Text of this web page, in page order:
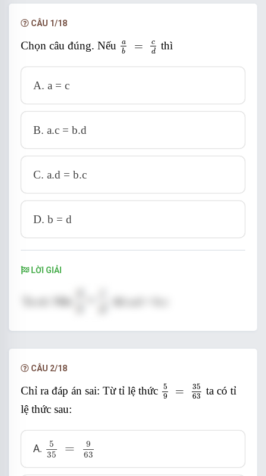
CÂU 1/18
Chọn câu đúng. Nếu
a
b
=
c
d
ab d thì
A. a = c
B. a.c = b.d
C. a.d = b.c
D. b = d
LỜI GIẢI
CÂU 2/18
Chỉ ra đáp án sai: Từ tỉ lệ thức 5
9
=
35
63
5 3563
ta có tỉ
lệ thức sau:
A.
5
35
=
9
63
535 63